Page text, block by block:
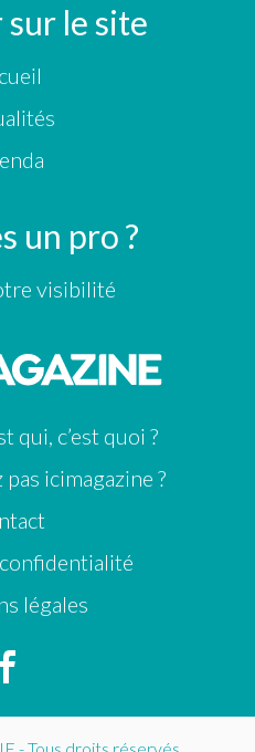
le site
un pro ?
visibilité
qui, c’est quoi ?
icimagazine ?
légales